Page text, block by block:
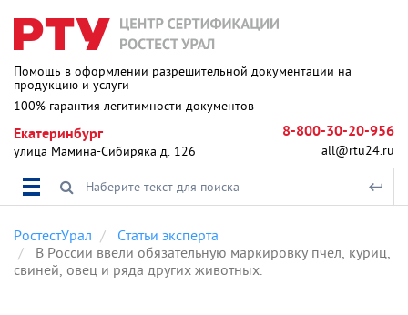
Помощь в оформлении разрешительной документации на
продукцию и услуги
100% гарантия легитимности документов
Екатеринбург
улица Мамина-Сибиряка д. 126
8-800-30-20-956
all@rtu24.ru
РостестУрал
Статьи эксперта
В России ввели обязательную маркировку пчел, куриц,
свиней, овец и ряда других животных.